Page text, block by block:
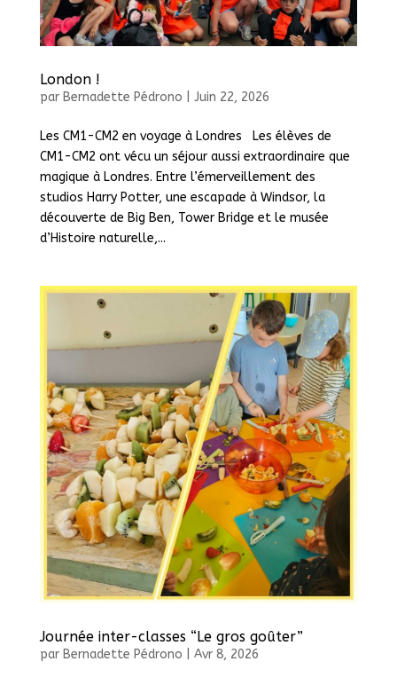
London !
par Bernadette Pédrono Juin 22, 2026
Les CM1-CM2 en voyage à Londres Les élèves de
CM1-CM2 ont vécu un séjour aussi extraordinaire que
magique à Londres. Entre l’émerveillement des
studios Harry Potter, une escapade à Windsor, la
découverte de Big Ben, Tower Bridge et le musée
d’Histoire naturelle,...
Journée inter-classes “Le gros goûter”
par Bernadette Pédrono Avr 8, 2026